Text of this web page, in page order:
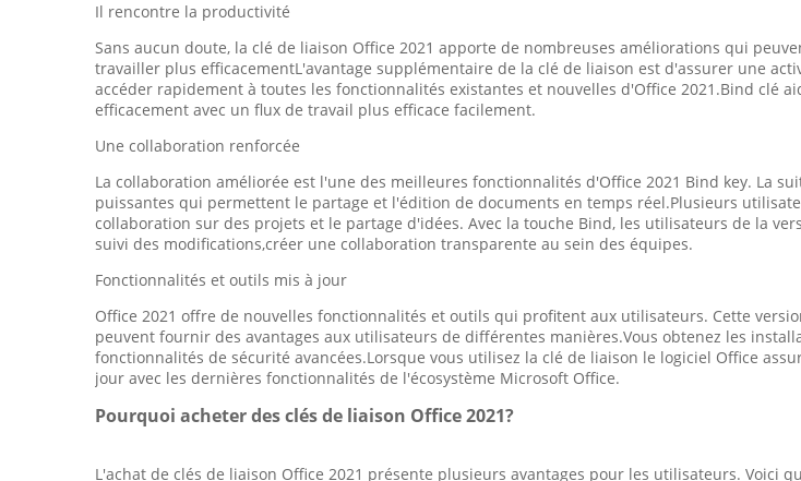
Il rencontre la productivité
Sans aucun doute, la clé de liaison Office 2021 apporte de nombreuses améliorations qui
travailler plus efficacementL'avantage supplémentaire de la clé de liaison est d'assurer une
accéder rapidement à toutes les fonctionnalités existantes et nouvelles d'Office 2021.Bind clé
efficacement avec un flux de travail plus efficace facilement.
Une collaboration renforcée
La collaboration améliorée est l'une des meilleures fonctionnalités d'Office 2021 Bind key. La
puissantes qui permettent le partage et l'édition de documents en temps réel.Plusieurs
collaboration sur des projets et le partage d'idées. Avec la touche Bind, les utilisateurs de la
suivi des modifications,créer une collaboration transparente au sein des équipes.
Fonctionnalités et outils mis à jour
Office 2021 offre de nouvelles fonctionnalités et outils qui profitent aux utilisateurs. Cette
peuvent fournir des avantages aux utilisateurs de différentes manières.Vous obtenez les
fonctionnalités de sécurité avancées.Lorsque vous utilisez la clé de liaison le logiciel Office
jour avec les dernières fonctionnalités de l'écosystème Microsoft Office.
Pourquoi acheter des clés de liaison Office 2021?
L'achat de clés de liaison Office 2021 présente plusieurs avantages pour les utilisateurs. Voici